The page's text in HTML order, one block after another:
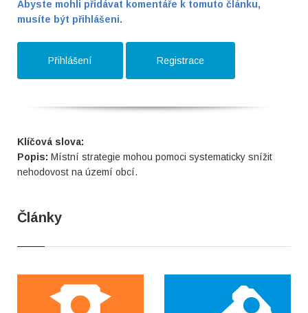
Abyste mohli přidávat komentáře k tomuto článku,
musíte být přihlášeni.
Přihlášení Registrace
Klíčová slova:
Popis: Místní strategie mohou pomoci systematicky snížit
nehodovost na území obcí.
Články